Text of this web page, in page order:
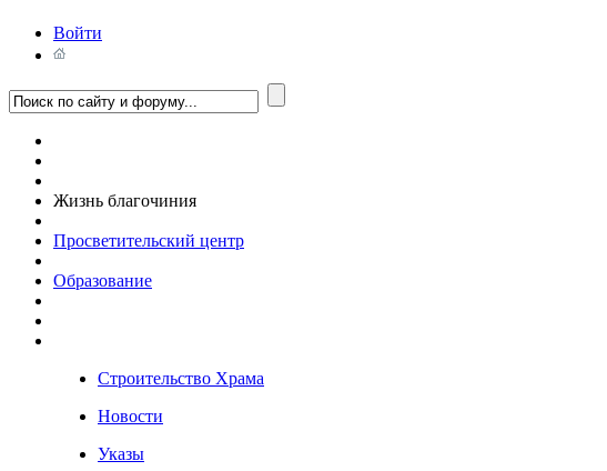
Войти
Жизнь благочиния
Просветительский центр
Образование
Строительство Храма
Новости
Указы